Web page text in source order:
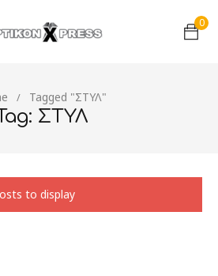
0
/ Tagged "ΣΤΥΛ"
ΣΤΥΛ
to display